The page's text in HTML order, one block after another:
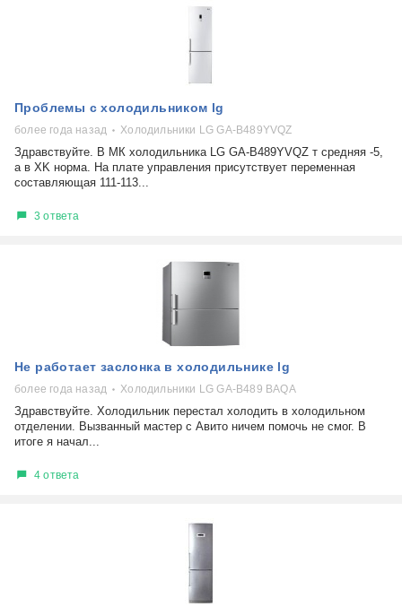
Проблемы с холодильником lg
более года назад Холодильники LG GA-B489YVQZ
Здравствуйте. В МК холодильника LG GA-B489YVQZ т средняя -5,
а в XK норма. На плате управления присутствует переменная
составляющая 111-113...
3 ответа
Не работает заслонка в холодильнике lg
более года назад Холодильники LG GA-B489 BAQA
Здравствуйте. Холодильник перестал холодить в холодильном
отделении. Вызванный мастер с Авитo ничем помочь не смог. В
итоге я начал...
4 ответа